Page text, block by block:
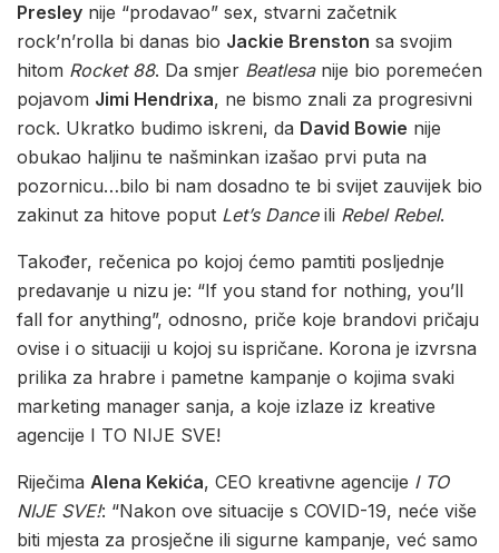
Presley nije “prodavao” sex, stvarni začetnik
rock’n’rolla bi danas bio Jackie Brenston sa svojim
hitom Rocket 88. Da smjer Beatlesanije bio poremećen
pojavom Jimi Hendrixa, ne bismo znali za progresivni
rock. Ukratko budimo iskreni, da David Bowie nije
obukao haljinu te našminkan izašao prvi puta na
pozornicu…bilo bi nam dosadno te bi svijet zauvijek bio
zakinut za hitove poput Let’s Danceili Rebel Rebel.
Također, rečenica po kojoj ćemo pamtiti posljednje
predavanje u nizu je: “If you stand for nothing, you’ll
fall for anything”, odnosno, priče koje brandovi pričaju
ovise i o situaciji u kojoj su ispričane. Korona je izvrsna
prilika za hrabre i pametne kampanje o kojima svaki
marketing manager sanja, a koje izlaze iz kreative
agencije I TO NIJE SVE!
Riječima Alena Kekića, CEO kreativne agencije I TO
NIJE SVE!: “Nakon ove situacije s COVID-19, neće više
biti mjesta za prosječne ili sigurne kampanje, već samo